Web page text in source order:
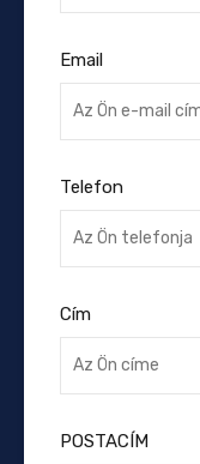
Email
Telefon
Cím
POSTACÍM